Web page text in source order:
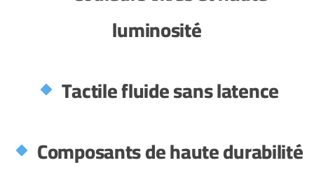
luminosité
Tactile fluide sans latence
Composants de haute durabilité